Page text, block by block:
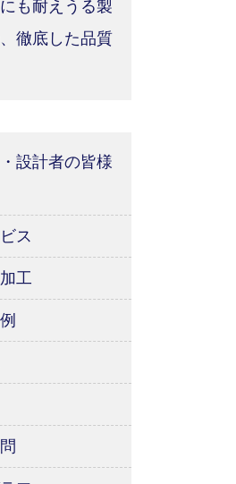
も耐えうる製
徹底した品質
設計者の皆様
ス
工